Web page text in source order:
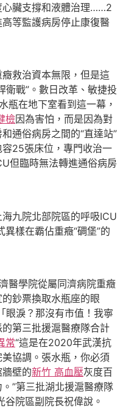
臟支撐和液體治理……2
等監護病房停止康復醫
救治資本無限，但是這
衛戰”。數日改革、敏捷投
瓶在地下室看到這一幕，
檢因為害怕，而是因為對
通俗病房之間的“直達站”
25張床位，專門收治一
但臨時無法轉進通俗病房
九院北部院區的呼吸ICU
異樣在霸佔重癥“碉堡”的
學院從屬同濟病院重癥
鈔票換取水瓶座的眼
眼淚？那沒有市值！我寧
第三批援滬醫療隊合計
常“這是在2020年武漢抗
協調。張水瓶，你必須
壁的新竹 高血壓灰度百
”第三批湖北援滬醫療隊
谷院區副院長祝偉說。